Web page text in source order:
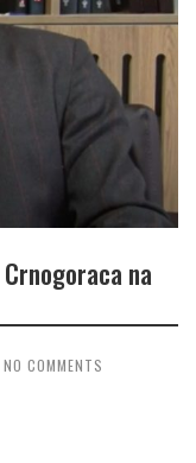
na
NO COMMENTS